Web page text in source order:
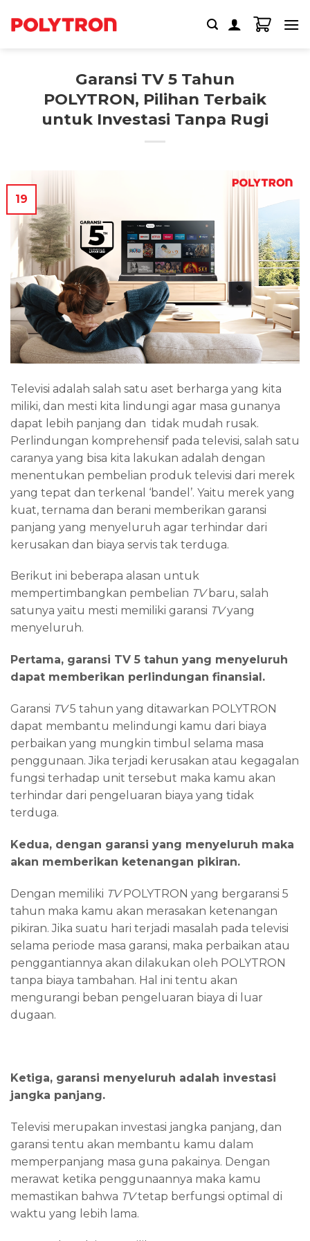
Garansi TV 5 Tahun
POLYTRON, Pilihan Terbaik
untuk Investasi Tanpa Rugi
19
Televisi adalah salah satu aset berharga yang kita
miliki, dan mesti kita lindungi agar masa gunanya
dapat lebih panjang dan tidak mudah rusak.
Perlindungan komprehensif pada televisi, salah satu
caranya yang bisa kita lakukan adalah dengan
menentukan pembelian produk televisi dari merek
yang tepat dan terkenal ‘bandel’. Yaitu merek yang
kuat, ternama dan berani memberikan garansi
panjang yang menyeluruh agar terhindar dari
kerusakan dan biaya servis tak terduga.
Berikut ini beberapa alasan untuk
mempertimbangkan pembelian TVbaru, salah
satunya yaitu mesti memiliki garansi TVyang
menyeluruh.
Pertama, garansi TV 5 tahun yang menyeluruh
dapat memberikan perlindungan finansial.
Garansi TV5 tahun yang ditawarkan POLYTRON
dapat membantu melindungi kamu dari biaya
perbaikan yang mungkin timbul selama masa
penggunaan. Jika terjadi kerusakan atau kegagalan
fungsi terhadap unit tersebut maka kamu akan
terhindar dari pengeluaran biaya yang tidak
terduga.
Kedua, dengan garansi yang menyeluruh maka
akan memberikan ketenangan pikiran.
Dengan memiliki TVPOLYTRON yang bergaransi 5
tahun maka kamu akan merasakan ketenangan
pikiran. Jika suatu hari terjadi masalah pada televisi
selama periode masa garansi, maka perbaikan atau
penggantiannya akan dilakukan oleh POLYTRON
tanpa biaya tambahan. Hal ini tentu akan
mengurangi beban pengeluaran biaya di luar
dugaan.
Ketiga, garansi menyeluruh adalah investasi
jangka panjang.
Televisi merupakan investasi jangka panjang, dan
garansi tentu akan membantu kamu dalam
memperpanjang masa guna pakainya. Dengan
merawat ketika penggunaannya maka kamu
memastikan bahwa TVtetap berfungsi optimal di
waktu yang lebih lama.